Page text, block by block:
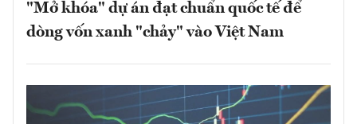
"Mở khóa" dự án đạt chuẩn quốc tế để
dòng vốn xanh "chảy" vào Việt Nam